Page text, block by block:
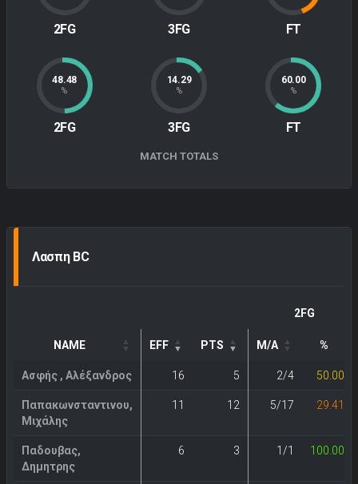
2FG 3FG FT
48.48
%
2FG
14.29
%
3FG
60.00
%
FT
MATCH TOTALS
Λασπη BC
2FG
NAME EFF PTS M/A %
Ασφής , Αλέξανδρος 16 5 2/4 50.00%
Παπακωνσταντινου,
Μιχάλης
11 12 5/17 29.41%
Παδουβας,
Δημητρης
6 3 1/1 100.00%